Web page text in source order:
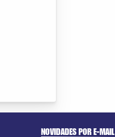
NOVIDADES POR E-MAIL